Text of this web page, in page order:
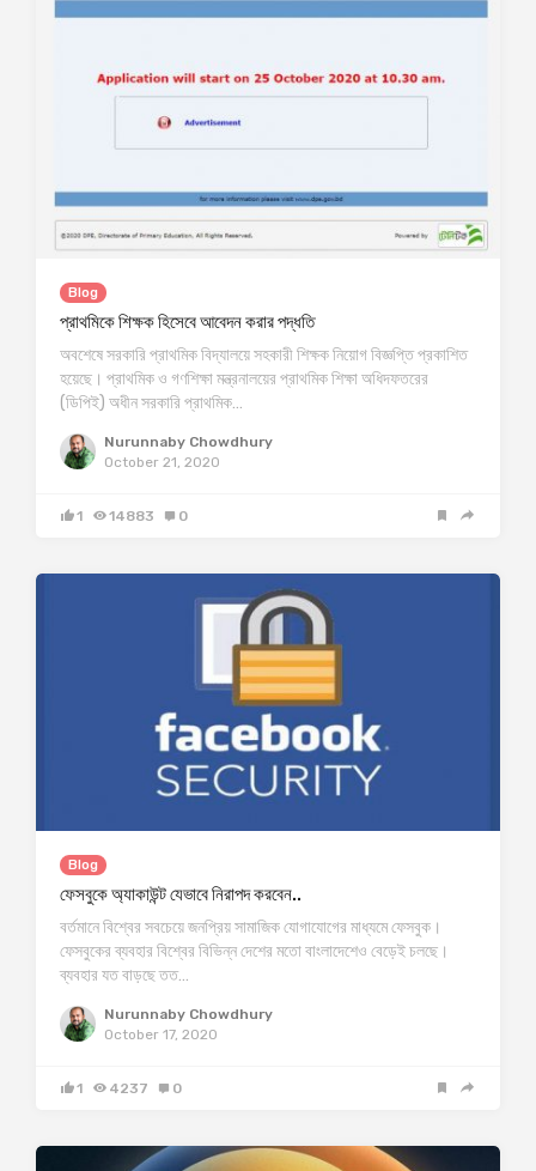
Blog
প্রাথমিকে শিক্ষক হিসেবে আবেদন করার পদ্ধতি
অবশেষে সরকারি প্রাথমিক বিদ্যালয়ে সহকারী শিক্ষক নিয়োগ বিজ্ঞপ্তি প্রকাশিত
হয়েছে। প্রাথমিক ও গণশিক্ষা মন্ত্রনালয়ের প্রাথমিক শিক্ষা অধিদফতরের
(ডিপিই) অধীন সরকারি প্রাথমিক…
Nurunnaby Chowdhury
October 21, 2020
1 14883 0
Blog
ফেসবুকে অ্যাকাউন্ট যেভাবে নিরাপদ করবেন..
বর্তমানে বিশ্বের সবচেয়ে জনপ্রিয় সামাজিক যোগাযোগের মাধ্যমে ফেসবুক।
ফেসবুকের ব্যবহার বিশ্বের বিভিন্ন দেশের মতো বাংলাদেশেও বেড়েই চলছে।
ব্যবহার যত বাড়ছে তত…
Nurunnaby Chowdhury
October 17, 2020
1 4237 0